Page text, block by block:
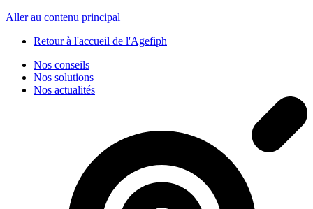
Aller au contenu principal
Retour à l'accueil de l'Agefiph
Nos conseils
Nos solutions
Nos actualités